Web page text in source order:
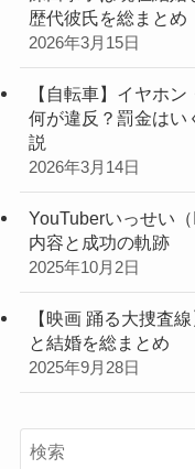
歴代彼氏を総まとめ
2026年3月15日
【自転車】イヤホ
何が違反？罰金はい
説
2026年3月14日
YouTuberいっせい
内容と成功の軌跡
2025年10月2日
【映画 踊る大捜査
と結婚を総まとめ
2025年9月28日